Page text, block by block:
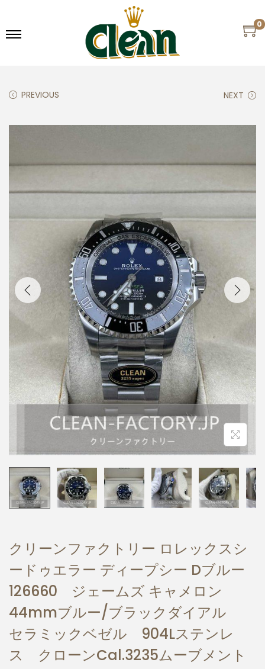
0
PREVIOUS NEXT
クリーンファクトリー ロレックスシ
ードゥエラー ディープシー Dブルー
126660 ジェームズ キャメロン
44mmブルー/ブラックダイアル
セラミックベゼル 904Lステンレ
ス クローンCal.3235ムーブメント